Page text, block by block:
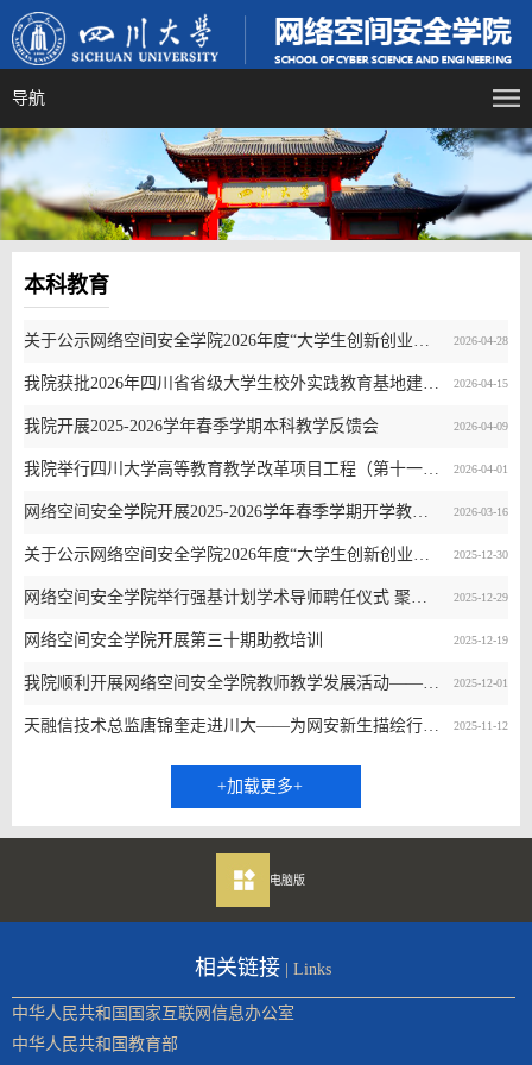
导航
本科教育
2026-04-28
2026-04-15
2026-04-09
我院开展2025-2026学年春季学期本科教学反馈会
2026-04-01
2026-03-16
2025-12-30
2025-12-29
2025-12-19
网络空间安全学院开展第三十期助教培训
2025-12-01
2025-11-12
+加载更多+
电脑版
相关链接 | Links
中华人民共和国国家互联网信息办公室
中华人民共和国教育部